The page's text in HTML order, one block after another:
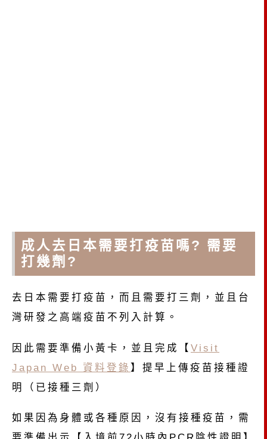
成人去日本需要打疫苗嗎? 需要
打幾劑?
去日本需要打疫苗，而且需要打三劑，並且台
灣研發之高端疫苗不列入計算。
因此需要準備小黃卡，並且完成【 Visit
Japan Web 資料登錄 】提早上傳疫苗接種證
明（已接種三劑）
如果因為身體或各種原因，沒有接種疫苗，需